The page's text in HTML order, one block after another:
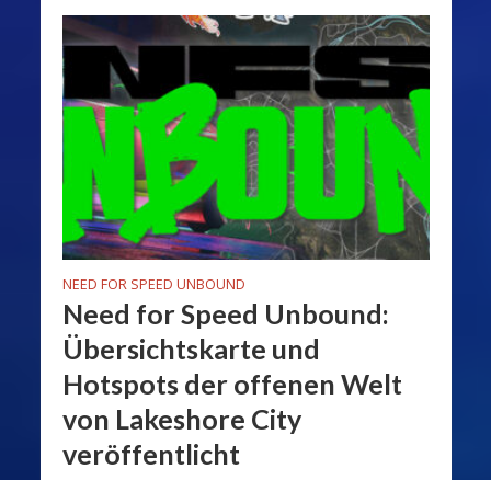
NEED FOR SPEED UNBOUND
Need for Speed Unbound:
Übersichtskarte und
Hotspots der offenen Welt
von Lakeshore City
veröffentlicht